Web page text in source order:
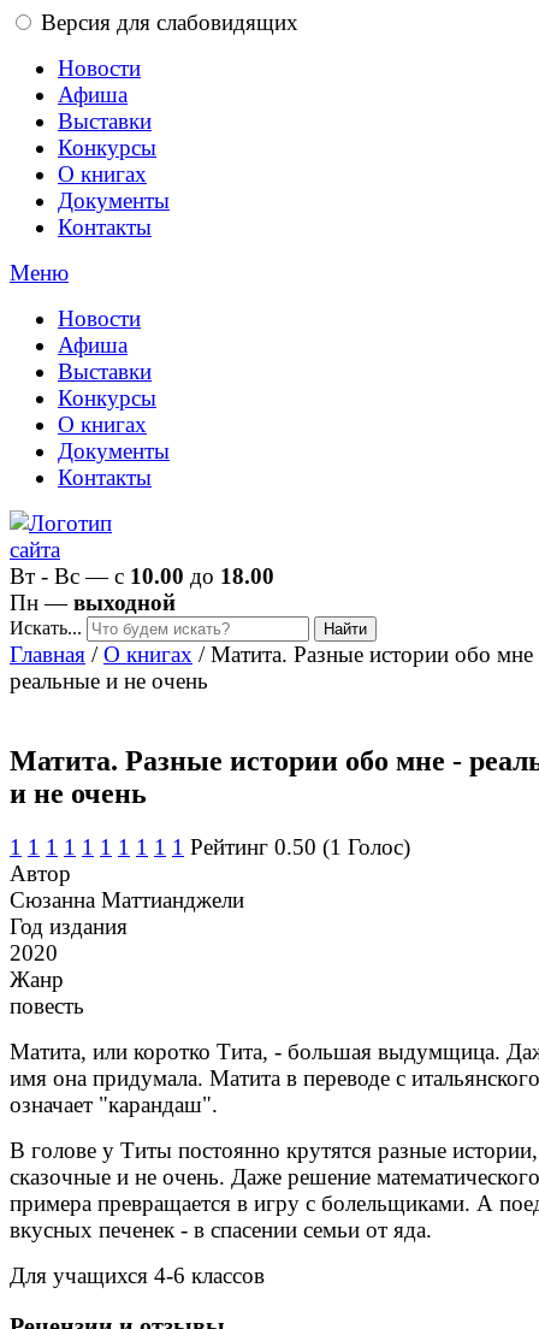
Версия для слабовидящих
Новости
Афиша
Выставки
Конкурсы
О книгах
Документы
Контакты
Меню
Новости
Афиша
Выставки
Конкурсы
О книгах
Документы
Контакты
Вт - Вс — с 10.00 до 18.00
Пн —выходной
Искать... Найти
Главная /О книгах /Матита. Разные истории обо мне
реальные и не очень
Матита. Разные истории обо мне -
и не очень
1 1 1 1 1 1 1 1 1 1 Рейтинг 0.50 (1 Голос)
Автор
Сюзанна Маттианджели
Год издания
2020
Жанр
повесть
Матита, или коротко Тита, - большая выдумщица.
имя она придумала. Матита в переводе с итальянского
означает "карандаш".
В голове у Титы постоянно крутятся разные истории,
сказочные и не очень. Даже решение математического
примера превращается в игру с болельщиками. А
вкусных печенек - в спасении семьи от яда.
Для учащихся 4-6 классов